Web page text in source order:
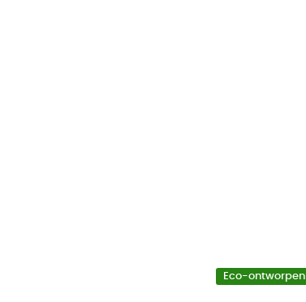
Eco-ontworpen